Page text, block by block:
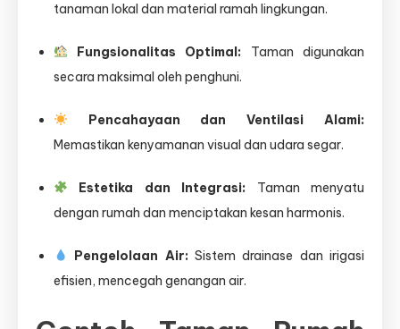
tanaman lokal dan material ramah lingkungan.
Fungsionalitas Optimal: Taman digunakan
secara maksimal oleh penghuni.
Pencahayaan dan Ventilasi Alami:
Memastikan kenyamanan visual dan udara segar.
Estetika dan Integrasi: Taman menyatu
dengan rumah dan menciptakan kesan harmonis.
Pengelolaan Air: Sistem drainase dan irigasi
efisien, mencegah genangan air.